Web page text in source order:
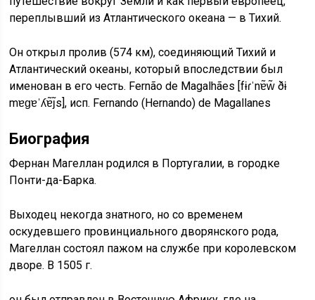
переплывший из Атлантического океана — в Тихий.
Он открыл пролив (574 км), соединяющий Тихий и
Атлантический океаны, который впоследствии был
именован в его честь. Fernão de Magalhães [fɨɾˈnɐ̃w̃ ðɨ
mɐɡɐˈʎɐ̃ȷ̃s], исп. Fernando (Hernando) de Magallanes
Биография
Фернан Магеллан родился в Португалии, в городке
Понти-да-Барка.
Выходец некогда знатного, но со временем
оскудевшего провинциального дворянского рода,
Магеллан состоял пажом на службе при королевском
дворе. В 1505 г.